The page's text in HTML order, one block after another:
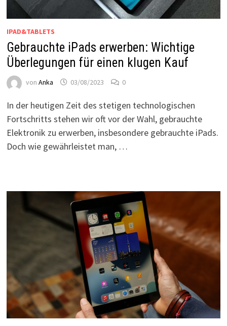
IPAD&TABLETS
Gebrauchte iPads erwerben: Wichtige
Überlegungen für einen klugen Kauf
von Anka 03/08/2023 0
In der heutigen Zeit des stetigen technologischen
Fortschritts stehen wir oft vor der Wahl, gebrauchte
Elektronik zu erwerben, insbesondere gebrauchte iPads.
Doch wie gewährleistet man, …